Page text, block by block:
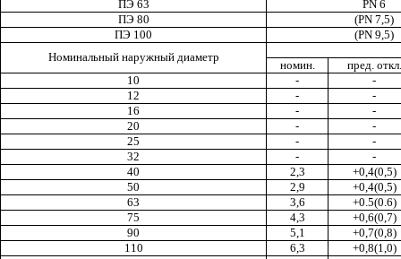
ПЭ 63
PN 6
ПЭ 80
(PN 7,5)
ПЭ 100
(PN 9,5)
Номинальный наружный диаметр
номин.
пред. откл.
10
-
-
12
-
-
16
-
-
20
-
-
25
-
-
32
-
-
40
2,3
+0,4(0,5)
50
2,9
+0,4(0,5)
63
3,6
+0.5(0.6)
75
4,3
+0,6(0,7)
90
5,1
+0,7(0,8)
110
6,3
+0,8(1,0)